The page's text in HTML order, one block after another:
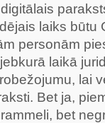
laiks būtu
personām
laikā
lai
Bet ja,
bet